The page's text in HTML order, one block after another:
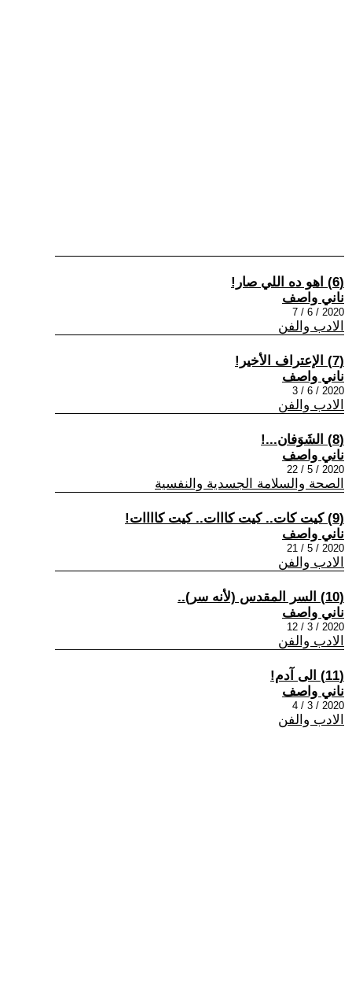
(6) اهو ده اللي صار!
ناني واصف
2020 / 6 / 7
الادب والفن
(7) الإعتراف الأخير!
ناني واصف
2020 / 6 / 3
الادب والفن
(8) الشَوَفان...!
ناني واصف
2020 / 5 / 22
الصحة والسلامة الجسدية والنفسية
(9) كيت كات.. كيت كااات.. كيت كاااات!
ناني واصف
2020 / 5 / 21
الادب والفن
(10) السر المقدس (لأنه سر)..
ناني واصف
2020 / 3 / 12
الادب والفن
(11) الى آدم!
ناني واصف
2020 / 3 / 4
الادب والفن